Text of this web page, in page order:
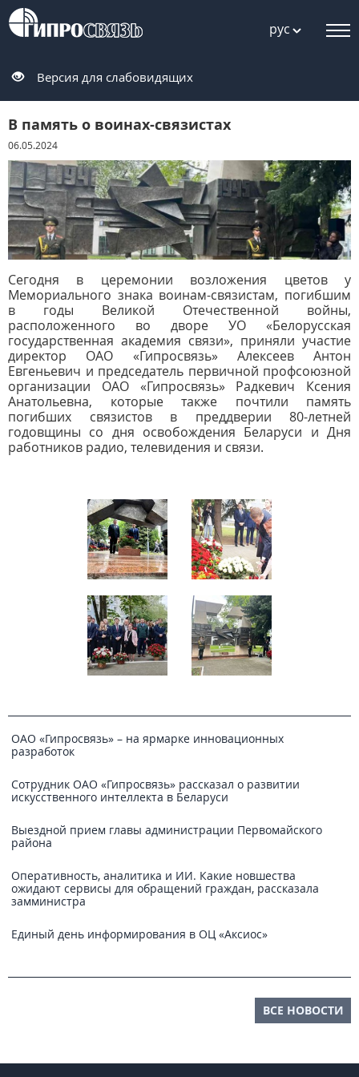
рус
Версия для слабовидящих
В память о воинах-связистах
06.05.2024
Сегодня в церемонии возложения цветов у
Мемориального знака воинам-связистам, погибшим
в годы Великой Отечественной войны,
расположенного во дворе УО «Белорусская
государственная академия связи», приняли участие
директор ОАО «Гипросвязь» Алексеев Антон
Евгеньевич и председатель первичной профсоюзной
организации ОАО «Гипросвязь» Радкевич Ксения
Анатольевна, которые также почтили память
погибших связистов в преддверии 80-летней
годовщины со дня освобождения Беларуси и Дня
работников радио, телевидения и связи.
ОАО «Гипросвязь» – на ярмарке инновационных
разработок
Сотрудник ОАО «Гипросвязь» рассказал о развитии
искусственного интеллекта в Беларуси
Выездной прием главы администрации Первомайского
района
Оперативность, аналитика и ИИ. Какие новшества
ожидают сервисы для обращений граждан, рассказала
замминистра
Единый день информирования в ОЦ «Аксиос»
ВСЕ НОВОСТИ